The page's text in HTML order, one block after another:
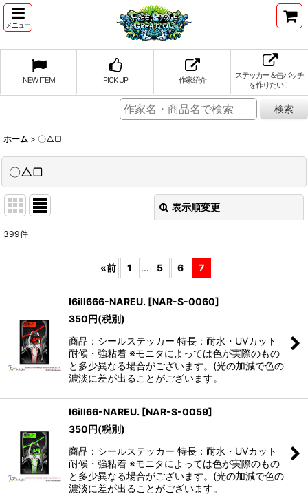
メニュー
NEW ITEM PICK UP 作家紹介
ステッカー＆缶バッチ
を作りたい！
ホーム > 〇△▢
〇△▢
表示順変更
399件
«前 1 ... 5 6 7
l6ill666-NAREU. [NAR-S-0060]
350円(税別)
商品：シールステッカー 特長：耐水・UVカット
耐候・強粘着 ※モニタによっては色が実際のもの
と多少異なる場合がございます。(光の加減で色の
濃淡に差が出ることがございます。
l6ill66-NAREU. [NAR-S-0059]
350円(税別)
商品：シールステッカー 特長：耐水・UVカット
耐候・強粘着 ※モニタによっては色が実際のもの
と多少異なる場合がございます。(光の加減で色の
濃淡に差が出ることがございます。